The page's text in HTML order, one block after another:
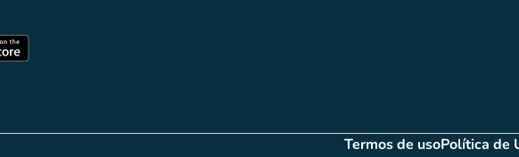
Termos de uso(novo separador)
Política de